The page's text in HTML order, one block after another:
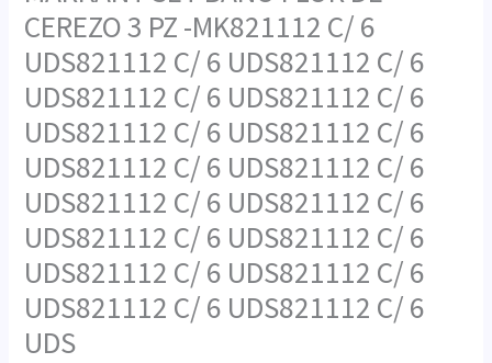
CEREZO 3 PZ -MK821112 C/ 6
UDS821112 C/ 6 UDS821112 C/ 6
UDS821112 C/ 6 UDS821112 C/ 6
UDS821112 C/ 6 UDS821112 C/ 6
UDS821112 C/ 6 UDS821112 C/ 6
UDS821112 C/ 6 UDS821112 C/ 6
UDS821112 C/ 6 UDS821112 C/ 6
UDS821112 C/ 6 UDS821112 C/ 6
UDS821112 C/ 6 UDS821112 C/ 6
UDS